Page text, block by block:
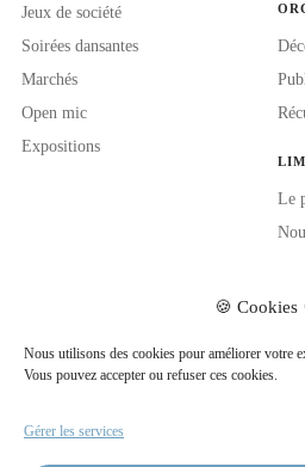
🍪 Cookies
Nous utilisons des cookies pour améliorer votre
Vous pouvez accepter ou refuser ces cookies.
Gérer les services
Jeux de société
Soirées dansantes
Marchés
Open mic
Expositions
Le
REJOINDRE LA COMMUNAUTÉ
App Store
PROCHAINEMENT